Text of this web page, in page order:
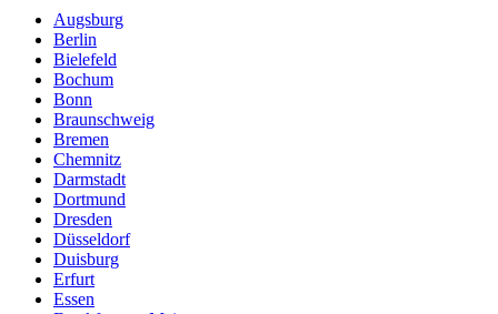
Augsburg
Berlin
Bielefeld
Bochum
Bonn
Braunschweig
Bremen
Chemnitz
Darmstadt
Dortmund
Dresden
Düsseldorf
Duisburg
Erfurt
Essen